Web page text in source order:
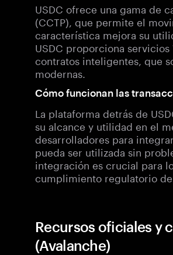
USDC ofrece una gama de
(CCTP), que permite el
característica mejora su
USDC proporciona
contratos inteligentes, que
modernas.
Cómo funcionan las
La plataforma detrás de
su alcance y utilidad en el
desarrolladores para
pueda ser utilizada sin
integración es crucial para
cumplimiento regulatorio de
Recursos oficiales y
(Avalanche)